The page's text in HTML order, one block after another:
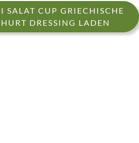
SALAT CUP GRIECHISCHE
DRESSING LADEN